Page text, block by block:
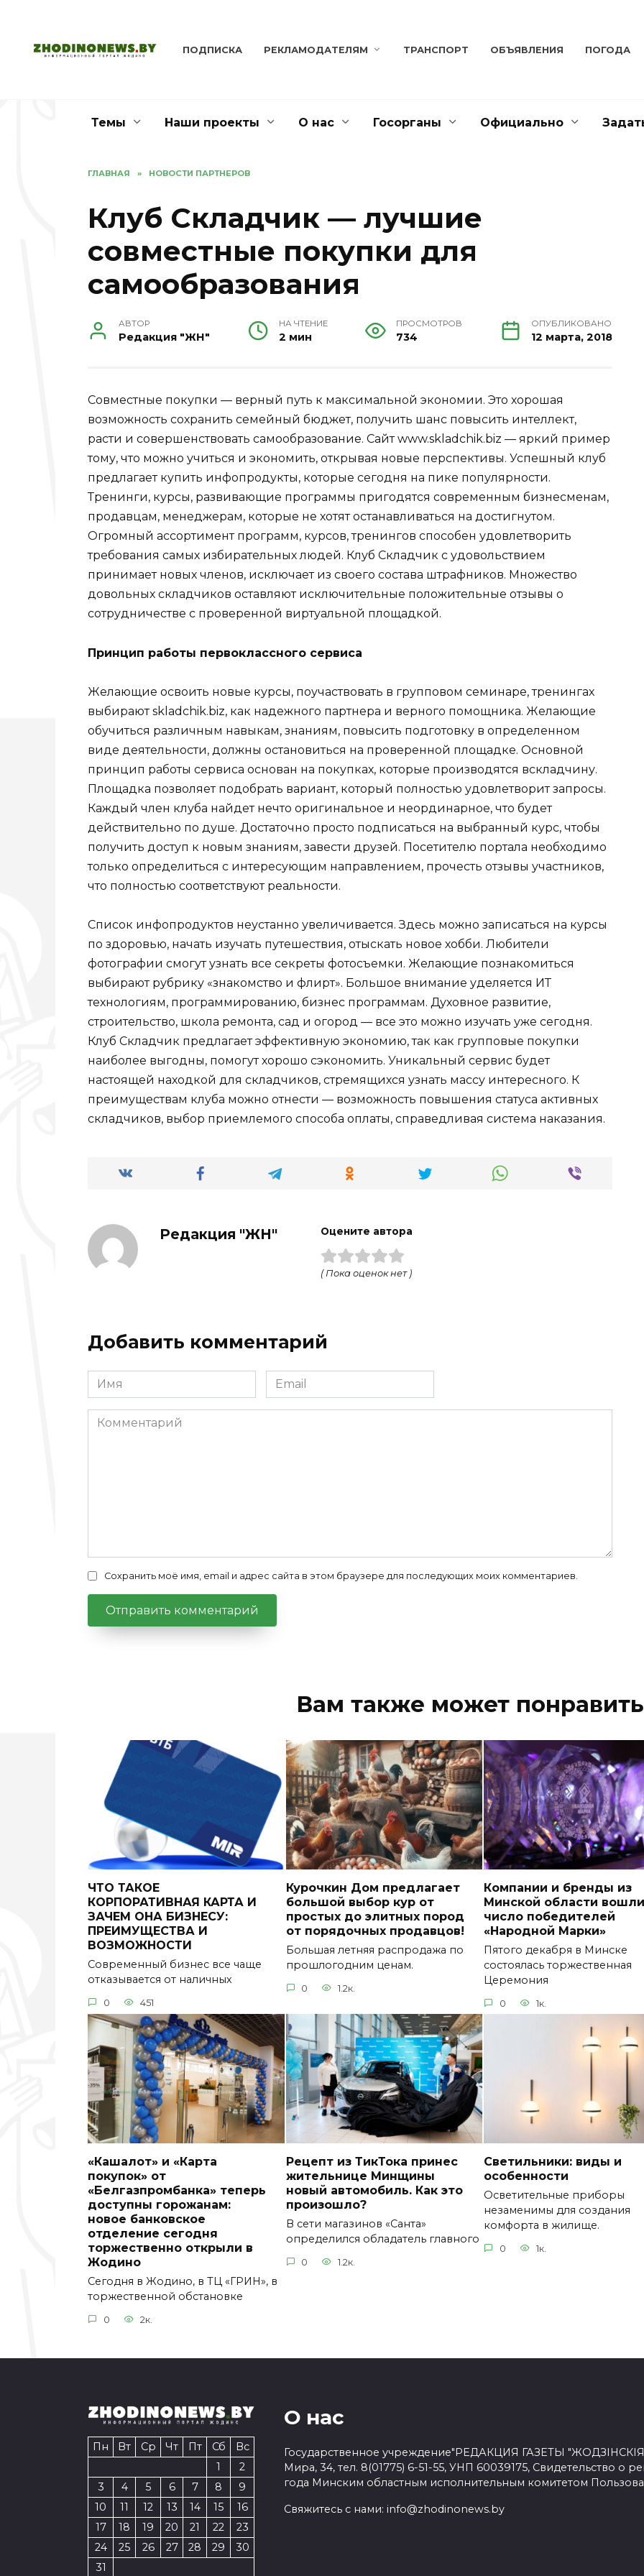
содержанию
ПОДПИСКА РЕКЛАМОДАТЕЛЯМ ТРАНСПОРТ ОБЪЯВЛЕНИЯ ПОГОДА
Темы Наши проекты О нас Госорганы Официально
ГЛАВНАЯ » НОВОСТИ ПАРТНЕРОВ
Клуб Складчик — лучшие
совместные покупки для
самообразования
АВТОР
Редакция "ЖН"
НА ЧТЕНИЕ
2 мин
ПРОСМОТРОВ
734
ОПУБЛИКОВАНО
12 марта, 2018
Совместные покупки — верный путь к максимальной экономии. Это хорошая
возможность сохранить семейный бюджет, получить шанс повысить интеллект,
расти и совершенствовать самообразование. Сайтwww.skladchik.biz — яркий пример
тому, что можно учиться и экономить, открывая новые перспективы. Успешный клуб
предлагает купить инфопродукты, которые сегодня на пике популярности.
Тренинги, курсы, развивающие программы пригодятся современным бизнесменам,
продавцам, менеджерам, которые не хотят останавливаться на достигнутом.
Огромный ассортимент программ, курсов, тренингов способен удовлетворить
требования самых избирательных людей. Клуб Складчик с удовольствием
принимает новых членов, исключает из своего состава штрафников. Множество
довольных складчиков оставляют исключительные положительные отзывы о
сотрудничестве с проверенной виртуальной площадкой.
Принцип работы первоклассного сервиса
Желающие освоить новые курсы, поучаствовать в групповом семинаре, тренингах
выбираютskladchik.biz, как надежного партнера и верного помощника. Желающие
обучиться различным навыкам, знаниям, повысить подготовку в определенном
виде деятельности, должны остановиться на проверенной площадке. Основной
принцип работы сервиса основан на покупках, которые производятся вскладчину.
Площадка позволяет подобрать вариант, который полностью удовлетворит запросы.
Каждый член клуба найдет нечто оригинальное и неординарное, что будет
действительно по душе. Достаточно просто подписаться на выбранный курс, чтобы
получить доступ к новым знаниям, завести друзей. Посетителю портала необходимо
только определиться с интересующим направлением, прочесть отзывы участников,
что полностью соответствуют реальности.
Список инфопродуктов неустанно увеличивается. Здесь можно записаться на курсы
по здоровью, начать изучать путешествия, отыскать новое хобби. Любители
фотографии смогут узнать все секреты фотосъемки. Желающие познакомиться
выбирают рубрику «знакомство и флирт». Большое внимание уделяется ИТ
технологиям, программированию, бизнес программам. Духовное развитие,
строительство, школа ремонта, сад и огород — все это можно изучать уже сегодня.
Клуб Складчик предлагает эффективную экономию, так как групповые покупки
наиболее выгодны, помогут хорошо сэкономить. Уникальный сервис будет
настоящей находкой для складчиков, стремящихся узнать массу интересного. К
преимуществам клуба можно отнести — возможность повышения статуса активных
складчиков, выбор приемлемого способа оплаты, справедливая система наказания.
Редакция "ЖН" Оцените автора
( Пока оценок нет )
Добавить комментарий
Имя
*
Email
*
Комментарий
Сохранить моё имя, email и адрес сайта в этом браузере для последующих моих комментариев.
Вам также может
ЧТО ТАКОЕ
КОРПОРАТИВНАЯ КАРТА И
ЗАЧЕМ ОНА БИЗНЕСУ:
ПРЕИМУЩЕСТВА И
ВОЗМОЖНОСТИ
Современный бизнес все чаще
отказывается от наличных
0 451
Курочкин Дом предлагает
большой выбор кур от
простых до элитных пород
от порядочных продавцов!
Большая летняя распродажа по
прошлогодним ценам.
0 1.2к.
Компании и бренды из
Минской области
число победителей
«Народной Марки»
Пятого декабря в Минске
состоялась торжественная
Церемония
0 1к.
«Кашалот» и «Карта
покупок» от
«Белгазпромбанка» теперь
доступны горожанам:
новое банковское
отделение сегодня
торжественно открыли в
Жодино
Сегодня в Жодино, в ТЦ «ГРИН», в
торжественной обстановке
0 2к.
Рецепт из ТикТока принес
жительнице Минщины
новый автомобиль. Как это
произошло?
В сети магазинов «Санта»
определился обладатель главного
0 1.2к.
Светильники: виды и
особенности
Осветительные приборы
незаменимы для создания
комфорта в жилище.
0 1к.
Пн Вт Ср Чт Пт Сб
Вс
1
2
3
4 5 6 7 8
9
10
11 12 13 14 15
16
17
18 19 20 21 22
23
24
25 26 27 28 29
30
31
О нас
Государственное учреждение"РЕДАКЦИЯ ГАЗЕТЫ
Мира, 34, тел. 8(01775) 6-51-55, УНП 60039175, Свидетельство о
года Минским областным исполнительным комитетом
Свяжитесь с нами: info@zhodinonews.by